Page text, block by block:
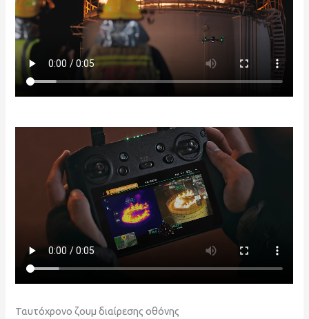
Ταυτόχρονο ζουμ διαίρεσης οθόνης